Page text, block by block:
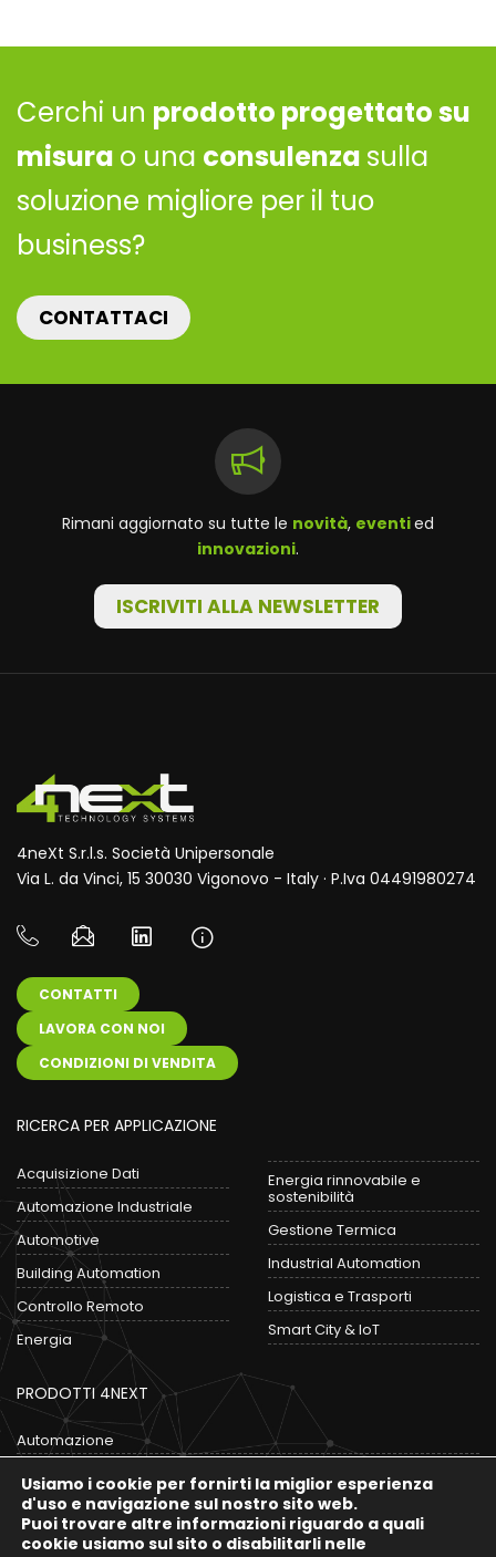
Cerchi un prodotto progettato su
misura o una consulenza sulla
soluzione migliore per il tuo
business?
CONTATTACI
Rimani aggiornato su tutte le novità, eventied
innovazioni.
ISCRIVITI ALLA NEWSLETTER
4neXt S.r.l.s. Società Unipersonale
Via L. da Vinci, 15 30030 Vigonovo - Italy · P.Iva 04491980274
CONTATTI
LAVORA CON NOI
CONDIZIONI DI VENDITA
RICERCA PER APPLICAZIONE
Acquisizione Dati
Automazione Industriale
Automotive
Building Automation
Controllo Remoto
Energia
Energia rinnovabile e
sostenibilità
Gestione Termica
Industrial Automation
Logistica e Trasporti
Smart City & IoT
PRODOTTI 4NEXT
Automazione
Data Logger
Gateway IoT
Usiamo i cookie per fornirti la miglior esperienza
d'uso e navigazione sul nostro sito web.
Puoi trovare altre informazioni riguardo a quali
cookie usiamo sul sito o disabilitarli nelle